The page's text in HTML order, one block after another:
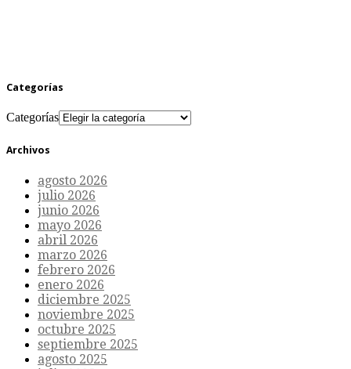
Categorías
Categorías
Archivos
agosto 2026
julio 2026
junio 2026
mayo 2026
abril 2026
marzo 2026
febrero 2026
enero 2026
diciembre 2025
noviembre 2025
octubre 2025
septiembre 2025
agosto 2025